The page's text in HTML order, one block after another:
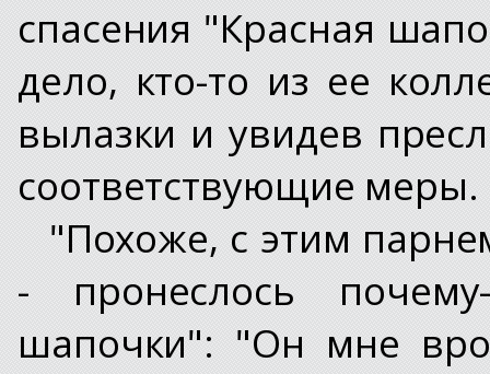
спасения "Красная
дело, кто-то из ее
вылазки и увидев
соответствующие меры.
"Похоже, с этим
- пронеслось
шапочки": "Он мне